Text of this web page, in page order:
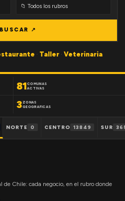
↗
· Taller · Veterinaria
81 COMUNAS
ACTIVAS
3 ZONAS
GEOGRAFICAS
NORTE 0 CENTRO 13849 SUR
de Chile: cada negocio, en el rubro donde